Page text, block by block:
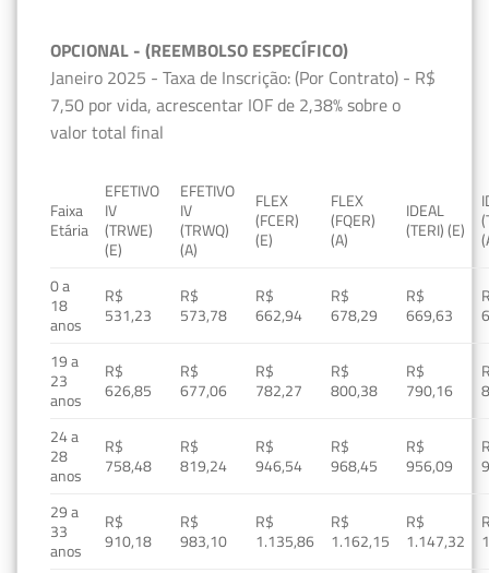
OPCIONAL - (REEMBOLSO ESPECÍFICO)
Janeiro 2025 - Taxa de Inscrição: (Por Contrato) - R$
7,50 por vida, acrescentar IOF de 2,38% sobre o
valor total final
Faixa
Etária
EFETIVO
IV
(TRWE)
(E)
EFETIVO
IV
(TRWQ)
(A)
FLEX
(FCER)
(E)
FLEX
(FQER)
(A)
IDEAL
(TERI) (E)
0 a
18
anos
R$
531,23
R$
573,78
R$
662,94
R$
678,29
R$
669,63
19 a
23
anos
R$
626,85
R$
677,06
R$
782,27
R$
800,38
R$
790,16
24 a
28
anos
R$
758,48
R$
819,24
R$
946,54
R$
968,45
R$
956,09
29 a
33
anos
R$
910,18
R$
983,10
R$
1.135,86
R$
1.162,15
R$
1.147,32